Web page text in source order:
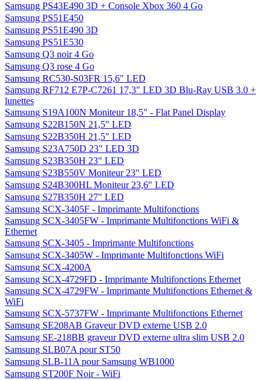
Samsung PS43E490 3D + Console Xbox 360 4 Go
Samsung PS51E450
Samsung PS51E490 3D
Samsung PS51E530
Samsung Q3 noir 4 Go
Samsung Q3 rose 4 Go
Samsung RC530-S03FR 15,6" LED
Samsung RF712 E7P-C7261 17,3" LED 3D Blu-Ray USB 3.0 +
lunettes
Samsung S19A100N Moniteur 18,5" - Flat Panel Display
Samsung S22B150N 21,5" LED
Samsung S22B350H 21,5" LED
Samsung S23A750D 23" LED 3D
Samsung S23B350H 23" LED
Samsung S23B550V Moniteur 23" LED
Samsung S24B300HL Moniteur 23,6" LED
Samsung S27B350H 27" LED
Samsung SCX-3405F - Imprimante Multifonctions
Samsung SCX-3405FW - Imprimante Multifonctions WiFi &
Ethernet
Samsung SCX-3405 - Imprimante Multifonctions
Samsung SCX-3405W - Imprimante Multifonctions WiFi
Samsung SCX-4200A
Samsung SCX-4729FD - Imprimante Multifonctions Ethernet
Samsung SCX-4729FW - Imprimante Multifonctions Ethernet &
WiFi
Samsung SCX-5737FW - Imprimante Multifonctions Ethernet
Samsung SE208AB Graveur DVD externe USB 2.0
Samsung SE-218BB graveur DVD externe ultra slim USB 2.0
Samsung SLB07A pour ST50
Samsung SLB-11A pour Samsung WB1000
Samsung ST200F Noir - WiFi